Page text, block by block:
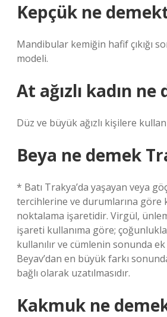
Kepçük ne
Mandibular kemiğin hafif çıkığı
modeli.
At ağızlı kadın ne
Düz ve büyük ağızlı kişilere
Beya ne demek
* Batı Trakya’da yaşayan veya
tercihlerine ve durumlarına göre
noktalama işaretidir. Virgül,
işareti kullanıma göre;
kullanılır ve cümlenin sonunda
Beyav’dan en büyük farkı
bağlı olarak uzatılmasıdır.
Kakmuk ne